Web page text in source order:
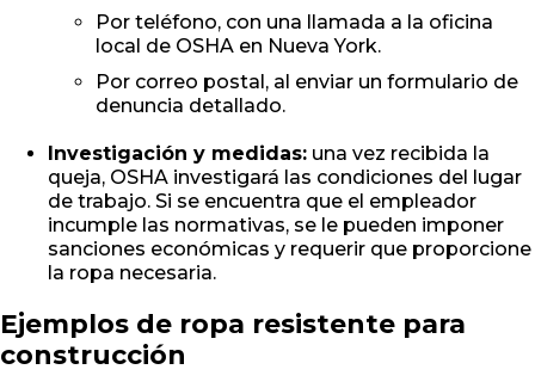
Por teléfono, con una llamada a la oficina
local de OSHA en Nueva York.
Por correo postal, al enviar un formulario de
denuncia detallado.
Investigación y medidas: una vez recibida la
queja, OSHA investigará las condiciones del lugar
de trabajo. Si se encuentra que el empleador
incumple las normativas, se le pueden imponer
sanciones económicas y requerir que proporcione
la ropa necesaria.
Ejemplos de ropa resistente para
construcción